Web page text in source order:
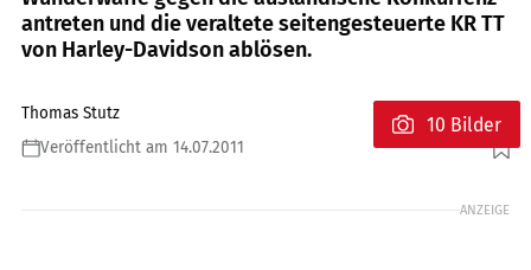
antreten und die veraltete seitengesteuerte KR TT
von Harley-Davidson ablösen.
Thomas Stutz
Veröffentlicht am 14.07.2011
Foto: Katrin Sdun
10 Bilder
ANZEIGE